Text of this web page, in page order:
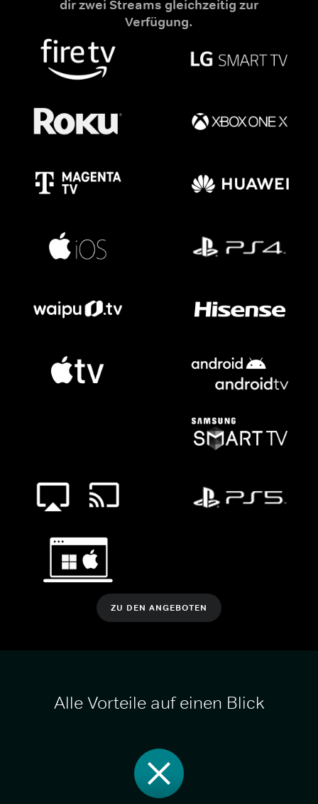
dir zwei Streams gleichzeitig zur
Verfügung.
ZU DEN ANGEBOTEN
Alle Vorteile auf einen Blick